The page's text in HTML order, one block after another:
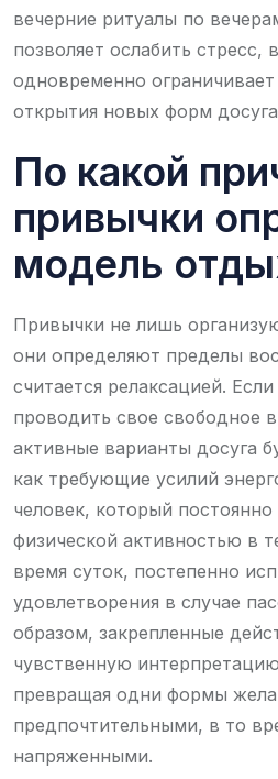
вечерние ритуалы по
позволяет ослабить стресс,
одновременно
открытия новых форм
По какой
привычки
модель
Привычки не лишь
они определяют пределы
считается релаксацией.
проводить свое свободное
активные варианты досуга
как требующие усилий
человек, который постоянно
физической активностью в
время суток, постепенно
удовлетворения в случае
образом, закрепленные
чувственную
превращая одни формы
предпочтительными, в то
напряженными.